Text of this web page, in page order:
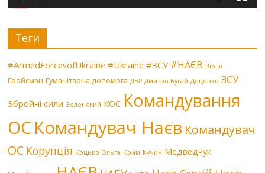
Теги
#ArmedForcesofUkraine #Ukraine #ЗСУ #НАЄВ Вірші
Гройсман Гуманітарна допомога ДБР Дмитро Бугай Доценко ЗСУ
Збройні сили Зеленский КОС Командування
ОС Командувач Наєв Командувач
ОС Корупція Коцько Ольга Крим Кучин Медведчук